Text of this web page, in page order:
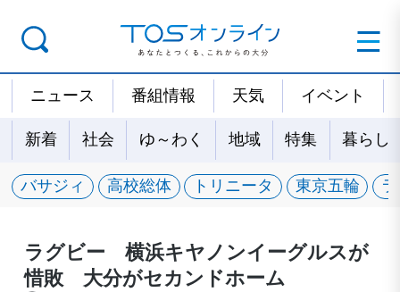
ニュース 番組情報 天気 イベント
新着 社会 ゆ～わく 地域 特集 暮らし
バサジィ 高校総体 トリニータ 東京五輪
ラグビー 横浜キヤノンイーグルスが
惜敗 大分がセカンドホーム